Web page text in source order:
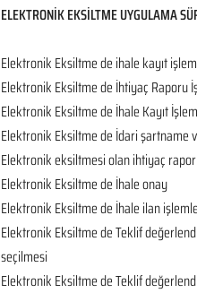
ELEKTRONİK EKSİLTME UYGULAMA
Elektronik Eksiltme de ihale kayıt
Elektronik Eksiltme de İhtiyaç Raporu
Elektronik Eksiltme de İhale Kayıt
Elektronik Eksiltme de İdari şartname
Elektronik eksiltmesi olan ihtiyaç
Elektronik Eksiltme de İhale onay
Elektronik Eksiltme de İhale ilan
Elektronik Eksiltme de Teklif
seçilmesi
Elektronik Eksiltme de Teklif